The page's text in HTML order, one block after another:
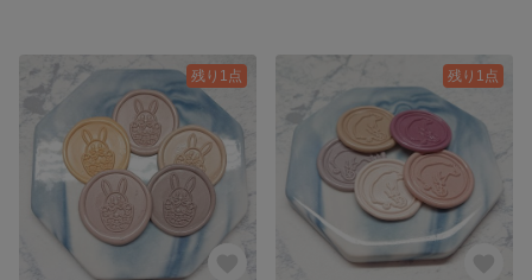
残り1点 残り1点